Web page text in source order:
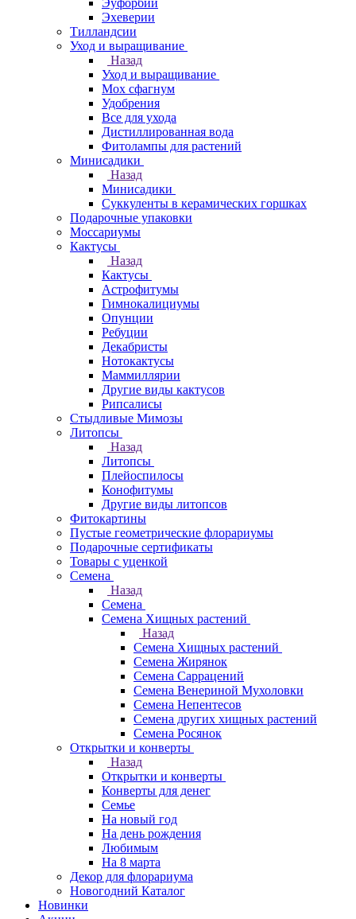
Эуфорбии
Эхеверии
Тилландсии
Уход и выращивание
Назад
Уход и выращивание
Мох сфагнум
Удобрения
Все для ухода
Дистиллированная вода
Фитолампы для растений
Минисадики
Назад
Минисадики
Суккуленты в керамических горшках
Подарочные упаковки
Моссариумы
Кактусы
Назад
Кактусы
Астрофитумы
Гимнокалициумы
Опунции
Ребуции
Декабристы
Нотокактусы
Маммиллярии
Другие виды кактусов
Рипсалисы
Стыдливые Мимозы
Литопсы
Назад
Литопсы
Плейоспилосы
Конофитумы
Другие виды литопсов
Фитокартины
Пустые геометрические флорариумы
Подарочные сертификаты
Товары с уценкой
Семена
Назад
Семена
Семена Хищных растений
Назад
Семена Хищных растений
Семена Жирянок
Семена Саррацений
Семена Венериной Мухоловки
Семена Непентесов
Семена других хищных растений
Семена Росянок
Открытки и конверты
Назад
Открытки и конверты
Конверты для денег
Семье
На новый год
На день рождения
Любимым
На 8 марта
Декор для флорариума
Новогодний Каталог
Новинки